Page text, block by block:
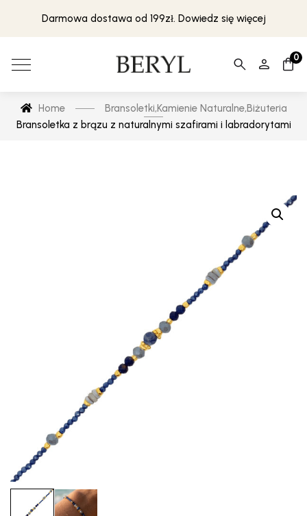
Darmowa dostawa od 199zł. Dowiedz się więcej
0
Home Bransoletki,Kamienie Naturalne,Biżuteria
Bransoletka z brązu z naturalnymi szafirami i labradorytami